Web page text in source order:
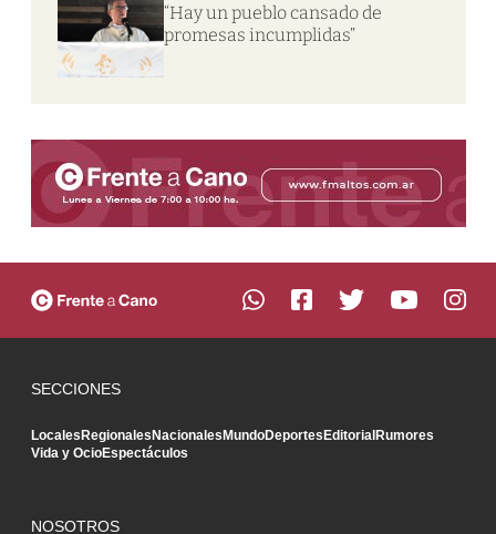
“Hay un pueblo cansado de
promesas incumplidas”
SECCIONES
LocalesRegionalesNacionalesMundoDeportesEditorialRumores
Vida y OcioEspectáculos
NOSOTROS